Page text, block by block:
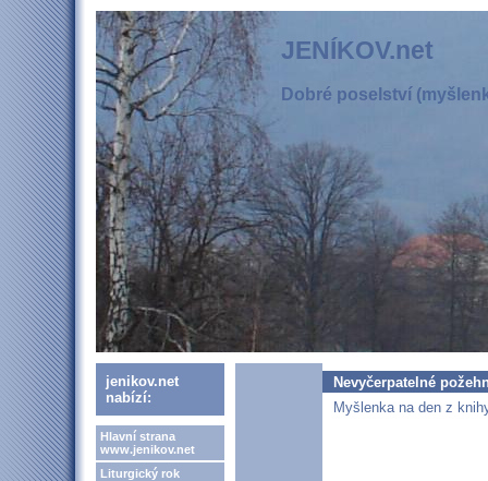
JENÍKOV.net
Dobré poselství
jenikov.net
nabízí:
Hlavní strana
www.jenikov.net
Liturgický rok
Nevyčerpatelné
Myšlenka na den z